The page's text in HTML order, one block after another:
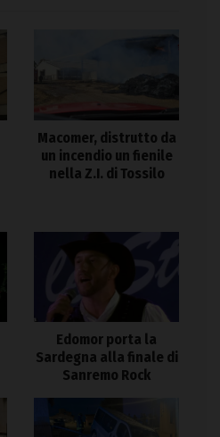
Macomer, distrutto da
un incendio un fienile
nella Z.I. di Tossilo
Edomor porta la
Sardegna alla finale di
Sanremo Rock